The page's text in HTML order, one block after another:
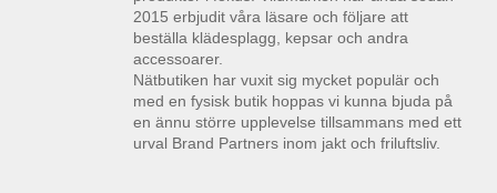
2015 erbjudit våra läsare och följare att
beställa klädesplagg, kepsar och andra
accessoarer.
Nätbutiken har vuxit sig mycket populär och
med en fysisk butik hoppas vi kunna bjuda på
en ännu större upplevelse tillsammans med ett
urval Brand Partners inom jakt och friluftsliv.